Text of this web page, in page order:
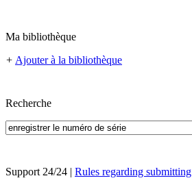
Ma bibliothèque
+ Ajouter à la bibliothèque
Recherche
Support 24/24 | Rules regarding submitting